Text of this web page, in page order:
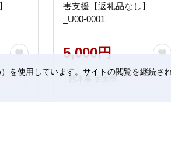
害支援【返礼品なし】
_U00-0001
5,000円
熊本県 宇土市
を使用しています。サイトの閲覧を継続さ